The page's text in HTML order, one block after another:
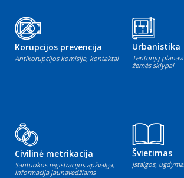
Korupcijos prevencija
Antikorupcijos komisija, kontaktai
Urbanistika
Teritorijų
žemės sklypai
Civilinė metrikacija
Santuokos registracijos apžvalga,
informacija jaunavedžiams
Švietimas
Įstaigos,